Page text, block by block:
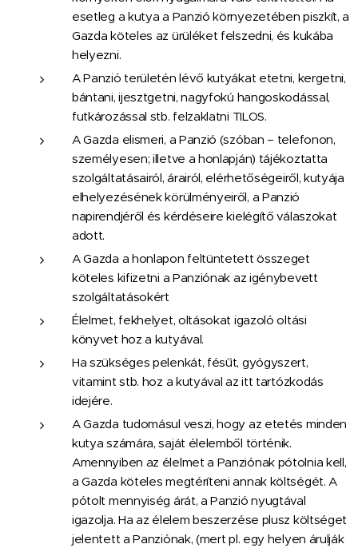
esetleg a kutya a Panzió környezetében piszkít, a
Gazda köteles az ürüléket felszedni, és kukába
helyezni.
A Panzió területén lévő kutyákat etetni, kergetni,
bántani, ijesztgetni, nagyfokú hangoskodással,
futkározással stb. felzaklatni TILOS.
A Gazda elismeri, a Panzió (szóban – telefonon,
személyesen; illetve a honlapján) tájékoztatta
szolgáltatásairól, árairól, elérhetőségeiről, kutyája
elhelyezésének körülményeiről, a Panzió
napirendjéről és kérdéseire kielégítő válaszokat
adott.
A Gazda a honlapon feltüntetett összeget
köteles kifizetni a Panziónak az igénybevett
szolgáltatásokért
Élelmet, fekhelyet, oltásokat igazoló oltási
könyvet hoz a kutyával.
Ha szükséges pelenkát, fésűt, gyógyszert,
vitamint stb. hoz a kutyával az itt tartózkodás
idejére.
A Gazda tudomásul veszi, hogy az etetés minden
kutya számára, saját élelemből történik.
Amennyiben az élelmet a Panziónak pótolnia kell,
a Gazda köteles megtéríteni annak költségét. A
pótolt mennyiség árát, a Panzió nyugtával
igazolja. Ha az élelem beszerzése plusz költséget
jelentett a Panziónak, (mert pl. egy helyen árulják